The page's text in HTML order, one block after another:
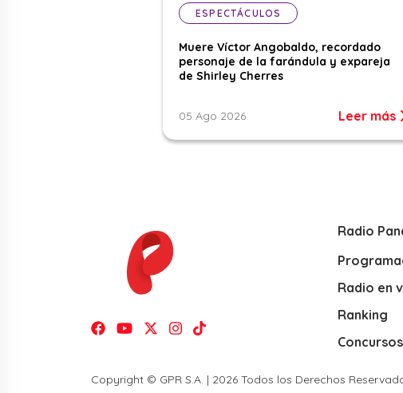
ESPECTÁCULOS
Muere Víctor Angobaldo, recordado
personaje de la farándula y expareja
de Shirley Cherres
05 Ago 2026 Leer más
Radio
Radio en
Ranking
Concursos
Copyright © GPR S.A. | 2026 Todos los Derechos